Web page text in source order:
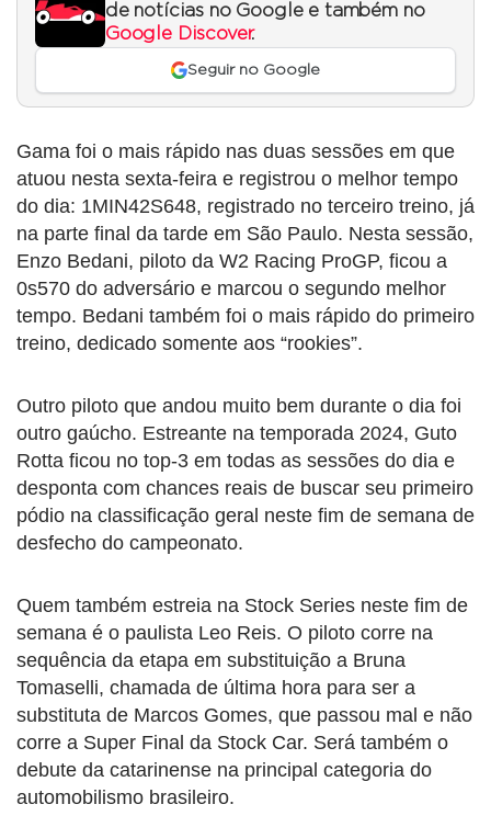
de notícias no Google e também no
Google Discover.
Seguir no Google
Gama foi o mais rápido nas duas sessões em que
atuou nesta sexta-feira e registrou o melhor tempo
do dia: 1MIN42S648, registrado no terceiro treino, já
na parte final da tarde em São Paulo. Nesta sessão,
Enzo Bedani, piloto da W2 Racing ProGP, ficou a
0s570 do adversário e marcou o segundo melhor
tempo. Bedani também foi o mais rápido do primeiro
treino, dedicado somente aos “rookies”.
Outro piloto que andou muito bem durante o dia foi
outro gaúcho. Estreante na temporada 2024, Guto
Rotta ficou no top-3 em todas as sessões do dia e
desponta com chances reais de buscar seu primeiro
pódio na classificação geral neste fim de semana de
desfecho do campeonato.
Quem também estreia na Stock Series neste fim de
semana é o paulista Leo Reis. O piloto corre na
sequência da etapa em substituição a Bruna
Tomaselli, chamada de última hora para ser a
substituta de Marcos Gomes, que passou mal e não
corre a Super Final da Stock Car. Será também o
debute da catarinense na principal categoria do
automobilismo brasileiro.